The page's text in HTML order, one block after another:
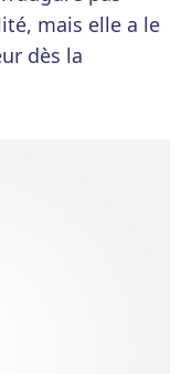
mais elle a le
dès la